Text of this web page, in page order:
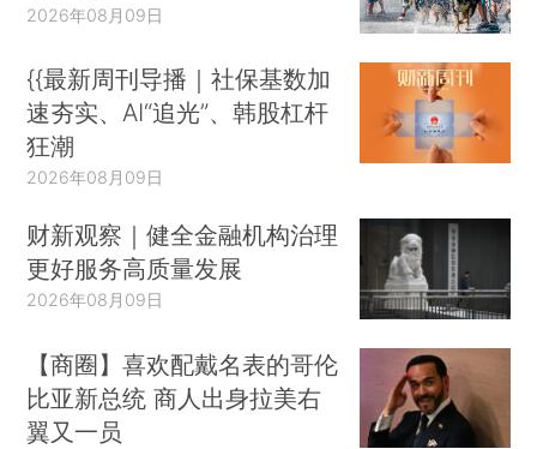
2026年08月09日
{{最新周刊导播｜社保基数加
速夯实、AI“追光”、韩股杠杆
狂潮
2026年08月09日
财新观察｜健全金融机构治理
更好服务高质量发展
2026年08月09日
【商圈】喜欢配戴名表的哥伦
比亚新总统 商人出身拉美右
翼又一员